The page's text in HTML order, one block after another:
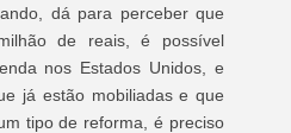
dá para perceber que
de reais, é possível
nos Estados Unidos, e
já estão mobiliadas e que
tipo de reforma, é preciso